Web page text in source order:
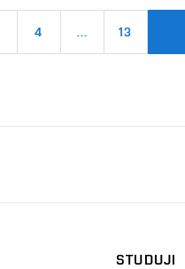
4 … 13
STUDUJI